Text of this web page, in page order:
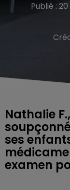
Publié :
Nathalie
ses
examen